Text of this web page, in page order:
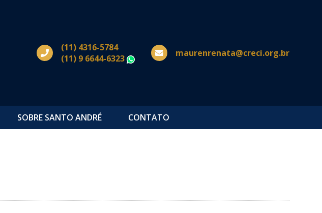
(11) 4316-5784
(11) 9 6644-6323
WhatsApp
maurenrenata@creci.org.br
SOBRE SANTO ANDRÉ CONTATO